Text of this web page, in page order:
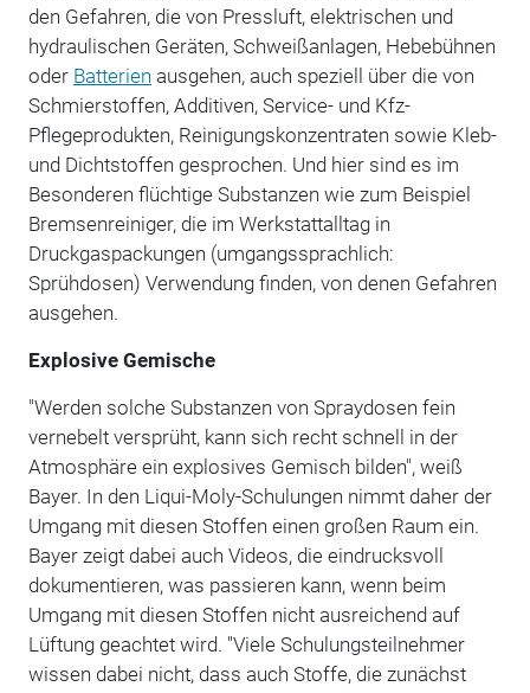
den Gefahren, die von Pressluft, elektrischen und
hydraulischen Geräten, Schweißanlagen, Hebebühnen
oder Batterien ausgehen, auch speziell über die von
Schmierstoffen, Additiven, Service- und Kfz-
Pflegeprodukten, Reinigungskonzentraten sowie Kleb-
und Dichtstoffen gesprochen. Und hier sind es im
Besonderen flüchtige Substanzen wie zum Beispiel
Bremsenreiniger, die im Werkstattalltag in
Druckgaspackungen (umgangssprachlich:
Sprühdosen) Verwendung finden, von denen Gefahren
ausgehen.
Explosive Gemische
"Werden solche Substanzen von Spraydosen fein
vernebelt versprüht, kann sich recht schnell in der
Atmosphäre ein explosives Gemisch bilden", weiß
Bayer. In den Liqui-Moly-Schulungen nimmt daher der
Umgang mit diesen Stoffen einen großen Raum ein.
Bayer zeigt dabei auch Videos, die eindrucksvoll
dokumentieren, was passieren kann, wenn beim
Umgang mit diesen Stoffen nicht ausreichend auf
Lüftung geachtet wird. "Viele Schulungsteilnehmer
wissen dabei nicht, dass auch Stoffe, die zunächst